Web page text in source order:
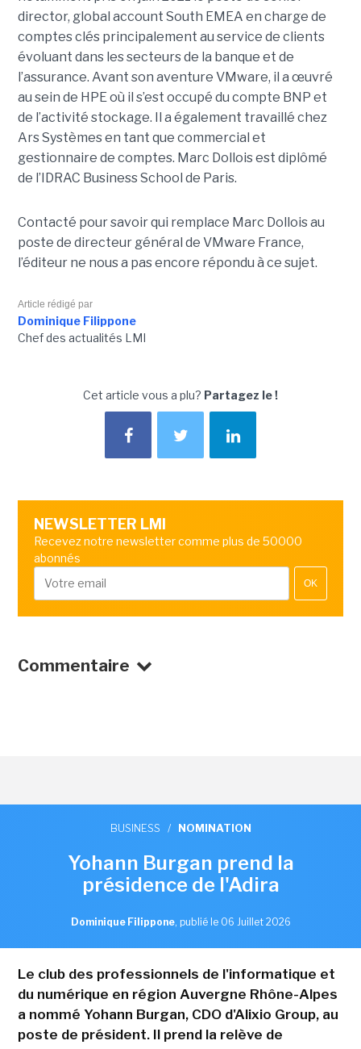
director, global account South EMEA en charge de
comptes clés principalement au service de clients
évoluant dans les secteurs de la banque et de
l’assurance. Avant son aventure VMware, il a œuvré
au sein de HPE où il s’est occupé du compte BNP et
de l’activité stockage. Il a également travaillé chez
Ars Systèmes en tant que commercial et
gestionnaire de comptes. Marc Dollois est diplômé
de l’IDRAC Business School de Paris.
Contacté pour savoir qui remplace Marc Dollois au
poste de directeur général de VMware France,
l’éditeur ne nous a pas encore répondu à ce sujet.
Article rédigé par
Dominique Filippone
Chef des actualités LMI
Cet article vous a plu? Partagez le !
NEWSLETTER LMI
Recevez notre newsletter comme plus de 50000
abonnés
OK
Commentaire
BUSINESS / NOMINATION
Yohann Burgan prend la
présidence de l'Adira
Dominique Filippone, publié le 06 Juillet 2026
Le club des professionnels de l'informatique et
du numérique en région Auvergne Rhône-Alpes
a nommé Yohann Burgan, CDO d'Alixio Group, au
poste de président. Il prend la relève de